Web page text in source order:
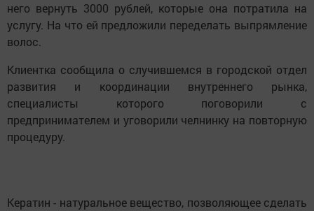
него вернуть 3000 рублей, которые она потратила на
услугу. На что ей предложили переделать выпрямление
волос.
Клиентка сообщила о случившемся в городской отдел
развития и координации внутреннего рынка,
специалисты которого поговорили с
предпринимателем и уговорили челнинку на повторную
процедуру.
Кератин - натуральное вещество, позволяющее сделать